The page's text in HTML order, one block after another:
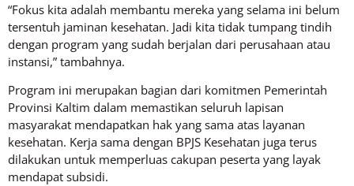
“Fokus kita adalah membantu mereka yang selama ini belum
tersentuh jaminan kesehatan. Jadi kita tidak tumpang tindih
dengan program yang sudah berjalan dari perusahaan atau
instansi,” tambahnya.
Program ini merupakan bagian dari komitmen Pemerintah
Provinsi Kaltim dalam memastikan seluruh lapisan
masyarakat mendapatkan hak yang sama atas layanan
kesehatan. Kerja sama dengan BPJS Kesehatan juga terus
dilakukan untuk memperluas cakupan peserta yang layak
mendapat subsidi.